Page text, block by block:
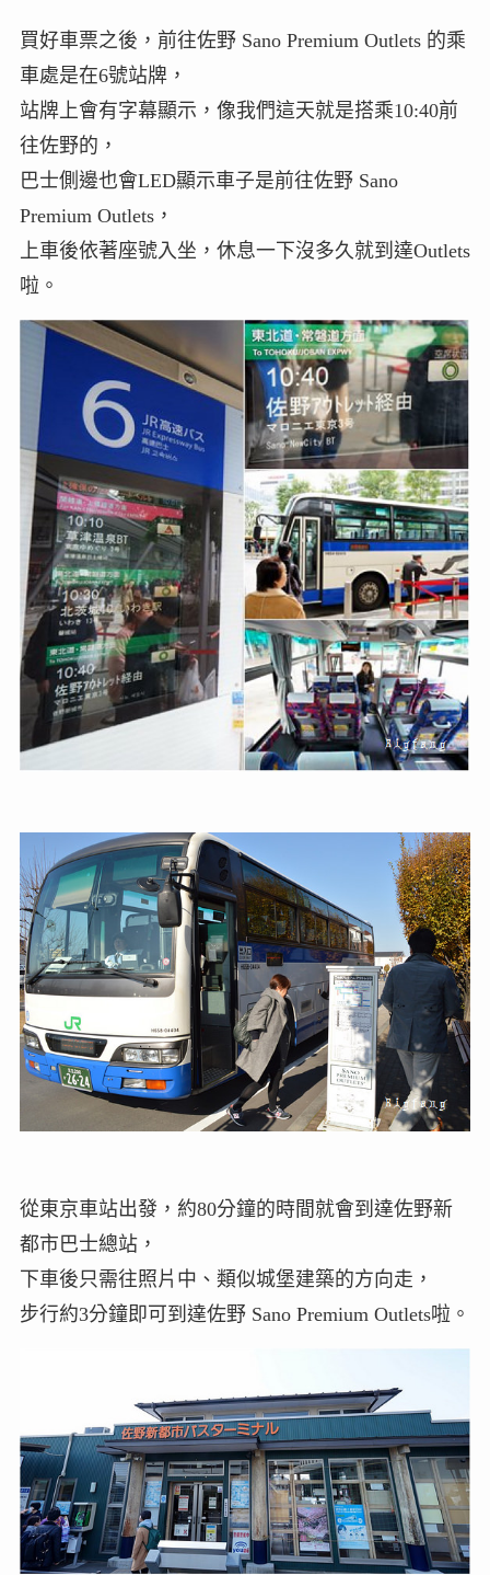
買好車票之後，前往佐野 Sano Premium Outlets 的乘
車處是在6號站牌，
站牌上會有字幕顯示，像我們這天就是搭乘10:40前
往佐野的，
巴士側邊也會LED顯示車子是前往佐野 Sano
Premium Outlets，
上車後依著座號入坐，休息一下沒多久就到達Outlets
啦。
從東京車站出發，約80分鐘的時間就會到達佐野新
都市巴士總站，
下車後只需往照片中、類似城堡建築的方向走，
步行約3分鐘即可到達佐野 Sano Premium Outlets啦。